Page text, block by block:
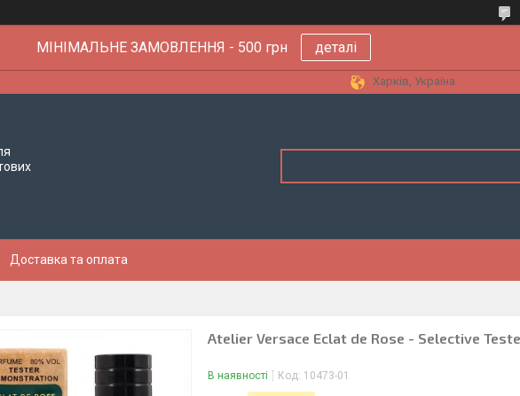
МІНІМАЛЬНЕ ЗАМОВЛЕННЯ - 500 грн деталі
Харків, Україна
Доставка та оплата
Atelier Versace Eclat de Rose - Selective
В наявності Код: 10473-01